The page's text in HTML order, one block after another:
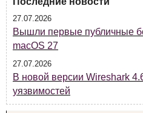
27.07.2026
Вышли первые публичные
macOS 27
27.07.2026
В новой версии Wireshark
уязвимостей